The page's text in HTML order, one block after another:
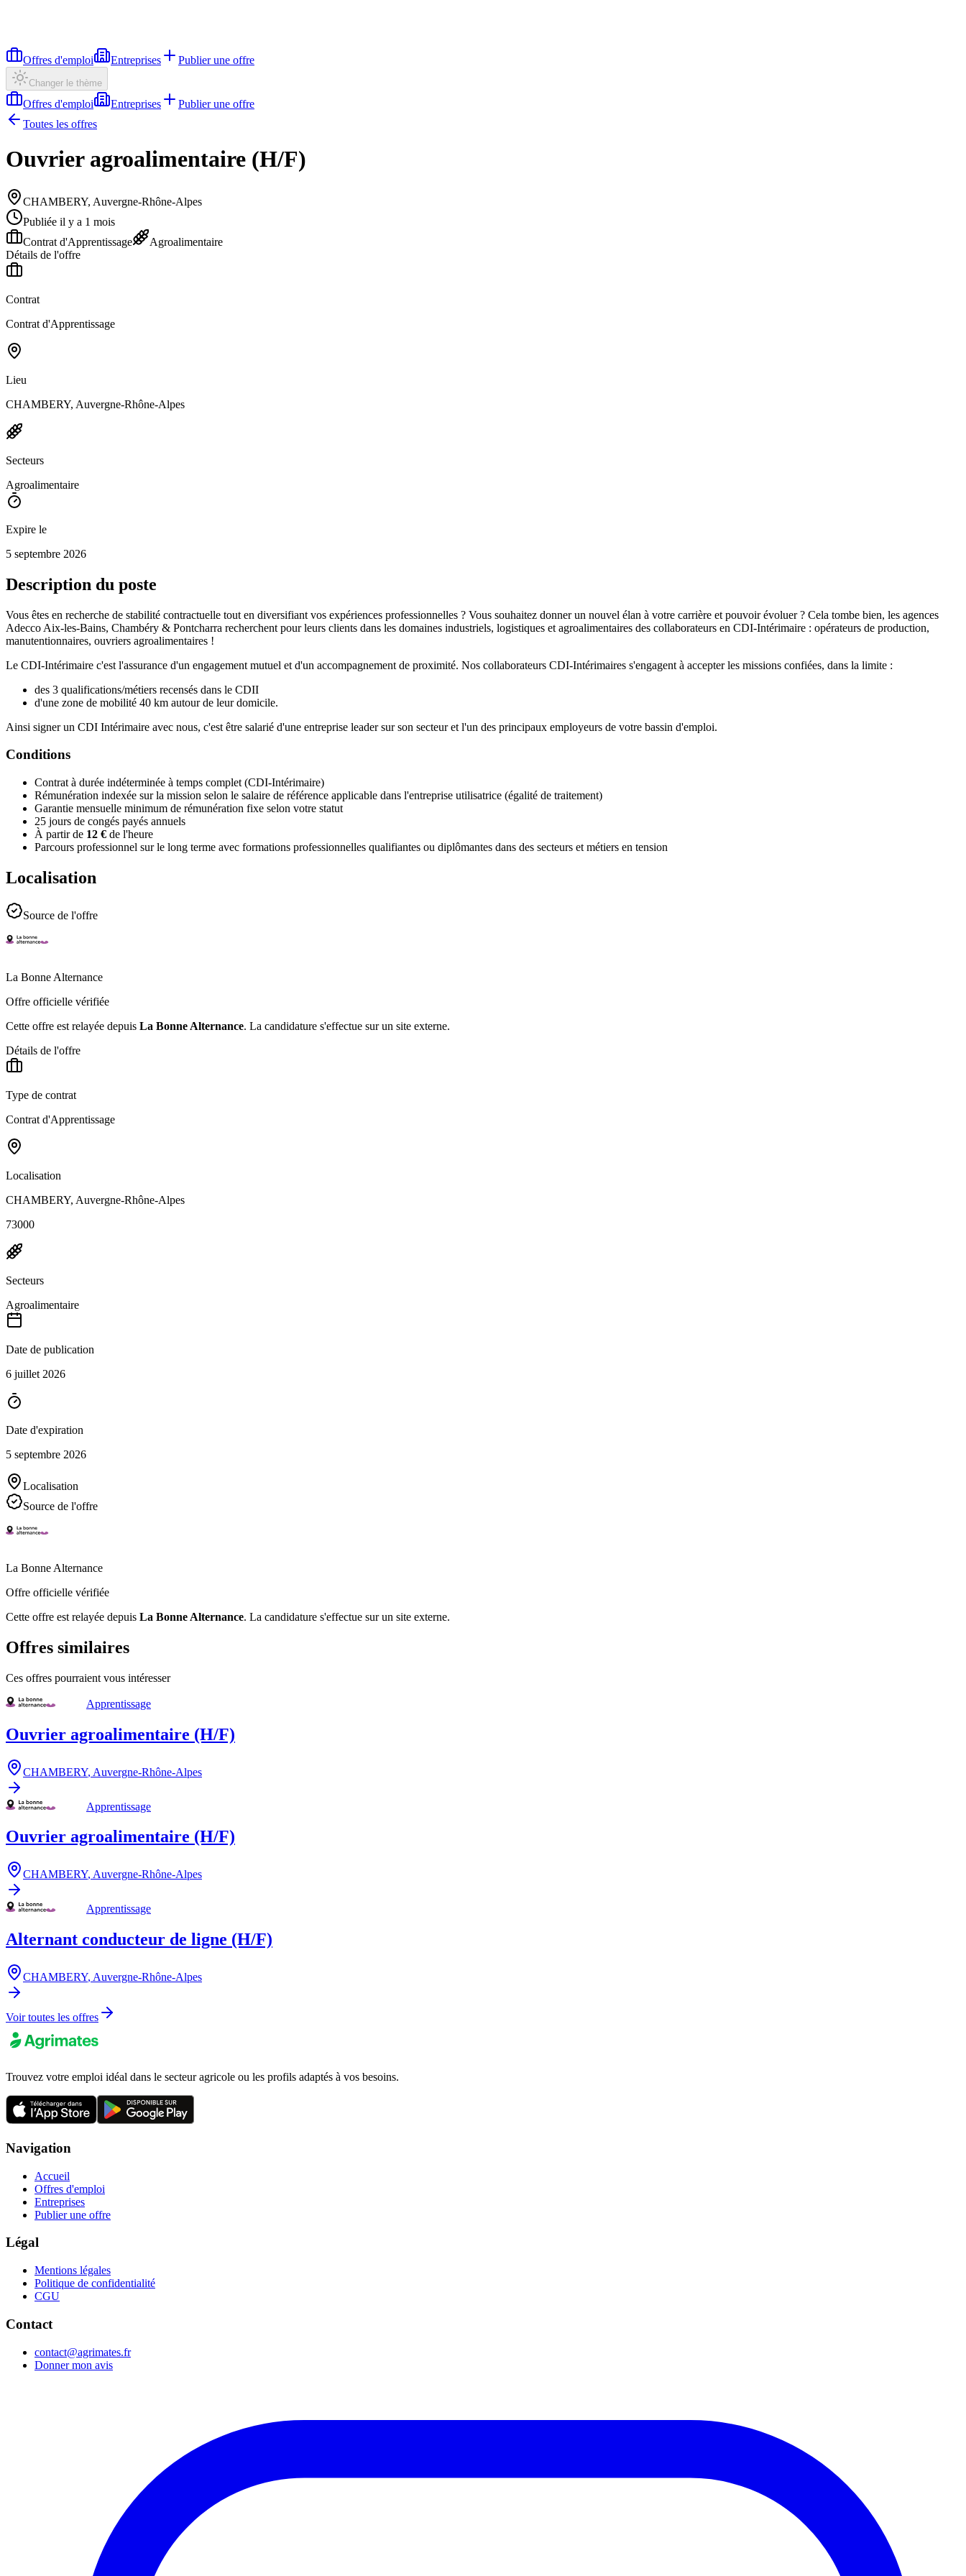
Offres d'emploi Entreprises Publier une offre
Changer le thème
Offres d'emploi Entreprises
Publier une offre
Toutes les offres
Ouvrier agroalimentaire (H/F)
CHAMBERY, Auvergne-Rhône-Alpes
Publiée il y a 1 mois
Contrat d'Apprentissage
Agroalimentaire
Détails de l'offre
Contrat
Contrat d'Apprentissage
Lieu
CHAMBERY, Auvergne-Rhône-Alpes
Secteurs
Agroalimentaire
Expire le
5 septembre 2026
Description du poste
Vous êtes en recherche de stabilité contractuelle tout en diversifiant vos expériences professionnelles ? Vous souhaitez donner un nouvel élan à votre carrière et pouvoir évoluer ? Cela tombe bien, les agences
Adecco Aix-les-Bains, Chambéry & Pontcharra recherchent pour leurs clients dans les domaines industriels, logistiques et agroalimentaires des collaborateurs en CDI-Intérimaire : opérateurs de production,
manutentionnaires, ouvriers agroalimentaires !
Le CDI-Intérimaire c'est l'assurance d'un engagement mutuel et d'un accompagnement de proximité. Nos collaborateurs CDI-Intérimaires s'engagent à accepter les missions confiées, dans la limite :
des 3 qualifications/métiers recensés dans le CDII
d'une zone de mobilité 40 km autour de leur domicile.
Ainsi signer un CDI Intérimaire avec nous, c'est être salarié d'une entreprise leader sur son secteur et l'un des principaux employeurs de votre bassin d'emploi.
Conditions
Contrat à durée indéterminée à temps complet (CDI-Intérimaire)
Rémunération indexée sur la mission selon le salaire de référence applicable dans l'entreprise utilisatrice (égalité de traitement)
Garantie mensuelle minimum de rémunération fixe selon votre statut
25 jours de congés payés annuels
À partir de 12 € de l'heure
Parcours professionnel sur le long terme avec formations professionnelles qualifiantes ou diplômantes dans des secteurs et métiers en tension
Localisation
Source de l'offre
La Bonne Alternance
Offre officielle vérifiée
Cette offre est relayée depuis La Bonne Alternance. La candidature s'effectue sur un site externe.
Détails de l'offre
Type de contrat
Contrat d'Apprentissage
Localisation
CHAMBERY, Auvergne-Rhône-Alpes
73000
Secteurs
Agroalimentaire
Date de publication
6 juillet 2026
Date d'expiration
5 septembre 2026
Localisation
Source de l'offre
La Bonne Alternance
Offre officielle vérifiée
Cette offre est relayée depuis La Bonne Alternance. La candidature s'effectue sur un site externe.
Offres similaires
Ces offres pourraient vous intéresser
Apprentissage
Ouvrier agroalimentaire (H/F)
CHAMBERY, Auvergne-Rhône-Alpes
Apprentissage
Ouvrier agroalimentaire (H/F)
CHAMBERY, Auvergne-Rhône-Alpes
Apprentissage
Alternant conducteur de ligne (H/F)
CHAMBERY, Auvergne-Rhône-Alpes
Voir toutes les offres
Trouvez votre emploi idéal dans le secteur agricole ou les profils adaptés à vos besoins.
Navigation
Accueil
Offres d'emploi
Entreprises
Publier une offre
Légal
Mentions légales
Politique de confidentialité
CGU
Contact
contact@agrimates.fr
Donner mon avis